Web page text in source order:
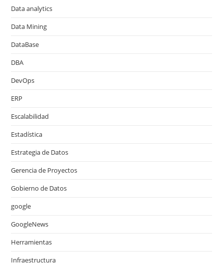
Data analytics
Data Mining
DataBase
DBA
DevOps
ERP
Escalabilidad
Estadística
Estrategia de Datos
Gerencia de Proyectos
Gobierno de Datos
google
GoogleNews
Herramientas
Infraestructura